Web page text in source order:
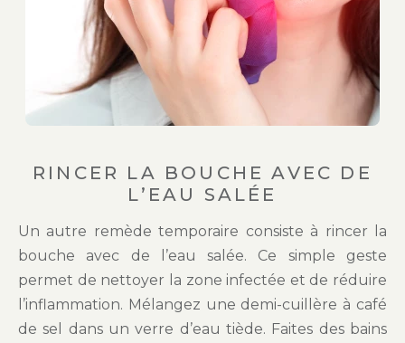
RINCER LA BOUCHE AVEC DE
L’EAU SALÉE
Un autre remède temporaire consiste à rincer la
bouche avec de l’eau salée. Ce simple geste
permet de nettoyer la zone infectée et de réduire
l’inflammation. Mélangez une demi-cuillère à café
de sel dans un verre d’eau tiède. Faites des bains